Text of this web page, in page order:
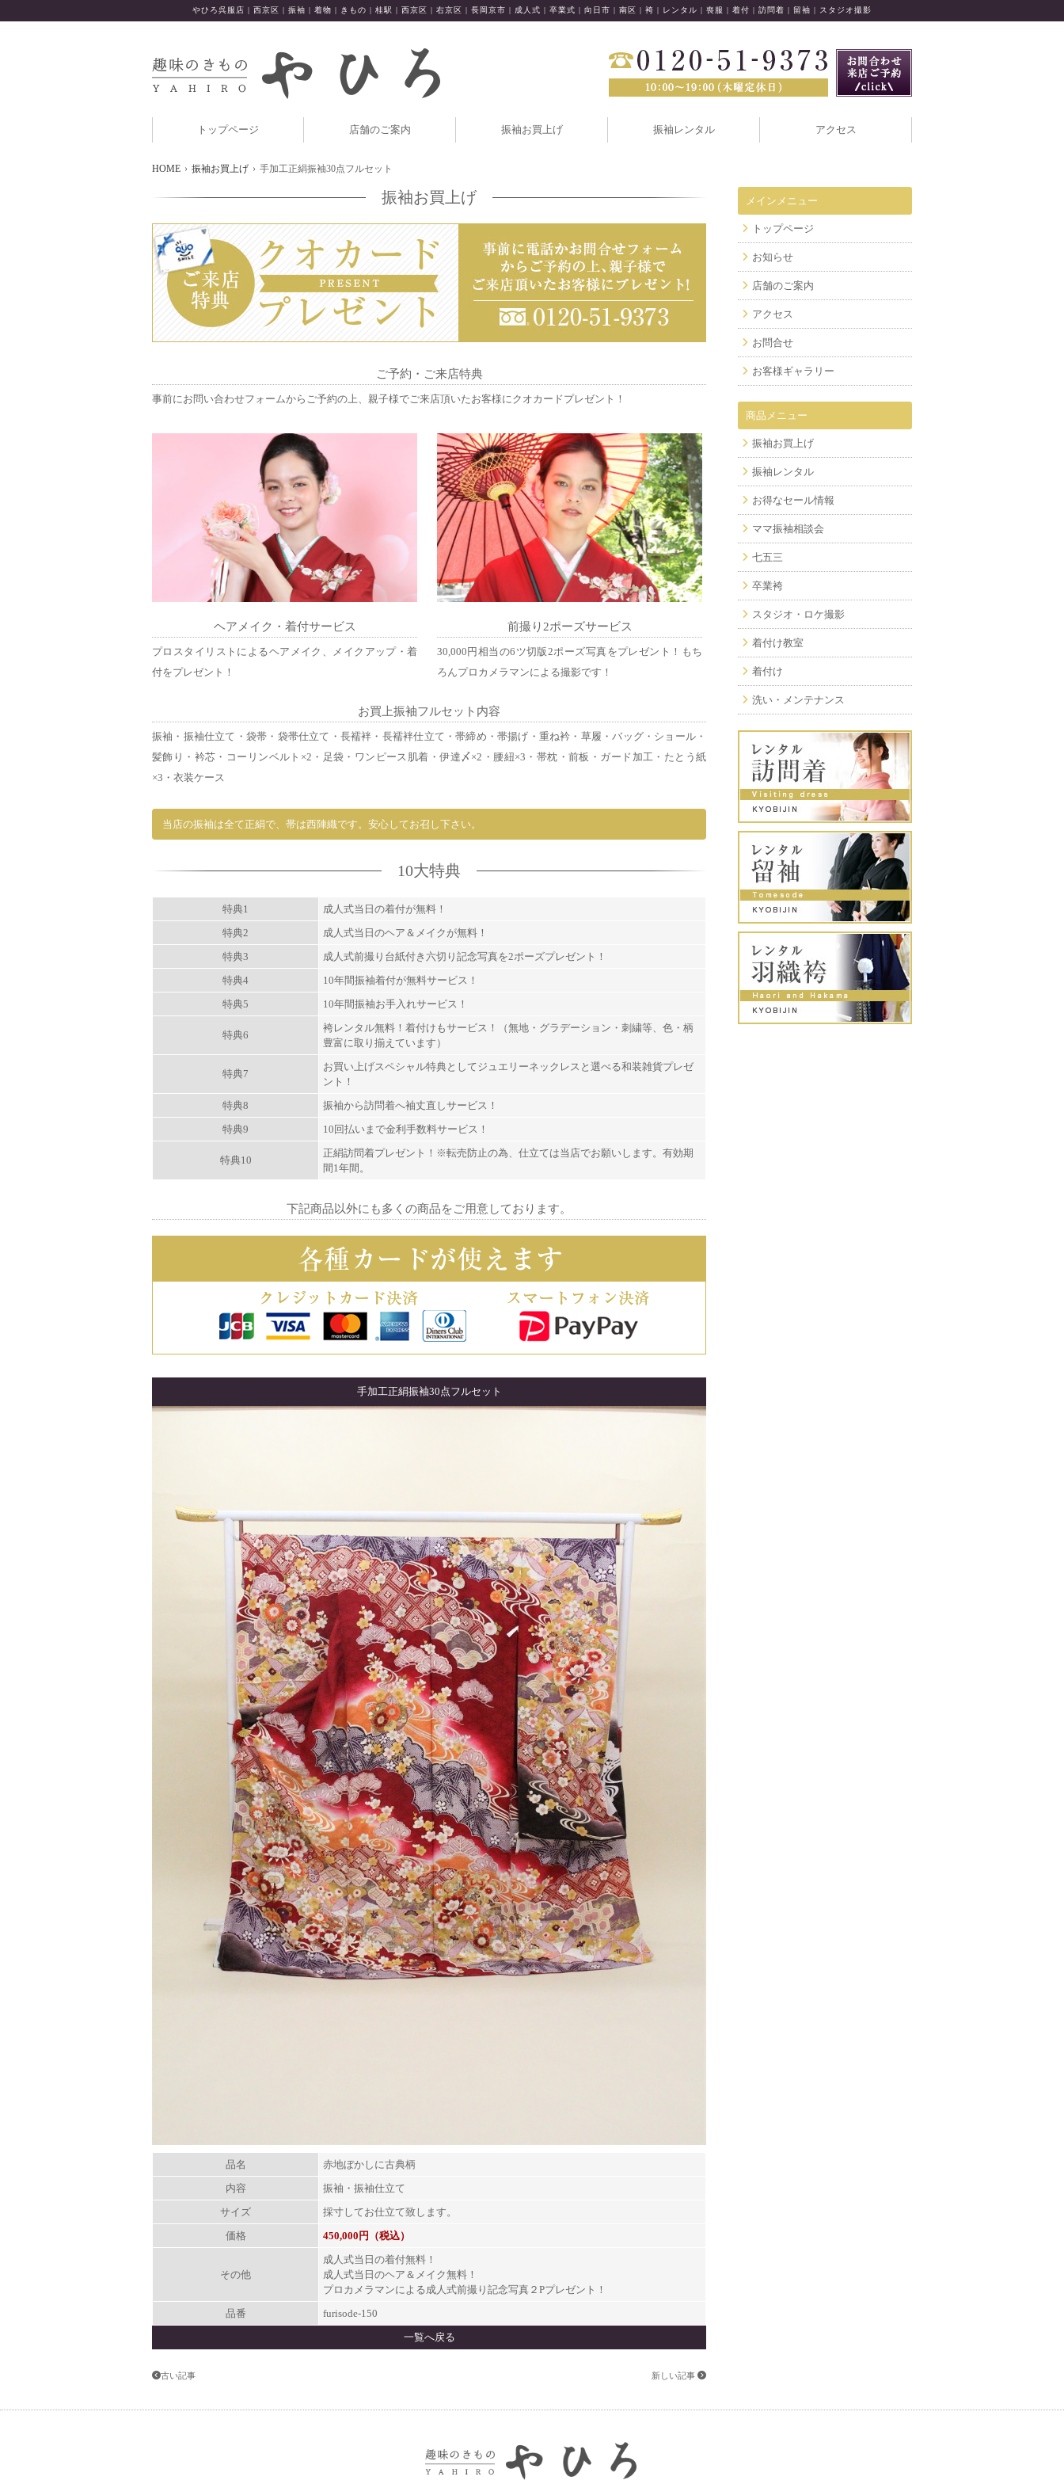
やひろ呉服店 | 西京区 | 振袖 | 着物 | きもの | 桂駅 | 西京区 | 右京区 | 長岡京市 | 成人式 | 卒業式 | 向日市 | 南区 | 袴 | レンタル | 喪服 | 着付 | 訪問着 | 留袖 | スタジオ撮影
トップページ 店舗のご案内 振袖お買上げ 振袖レンタル アクセス
HOME 振袖お買上げ 手加工正絹振袖30点フルセット
振袖お買上げ
ご予約・ご来店特典
事前にお問い合わせフォームからご予約の上、親子様でご来店頂いたお客様にクオカードプレゼント！
ヘアメイク・着付サービス
プロスタイリストによるヘアメイク、メイクアップ・着
付をプレゼント！
前撮り2ポーズサービス
30,000円相当の6ツ切版2ポーズ写真をプレゼント！もち
ろんプロカメラマンによる撮影です！
お買上振袖フルセット内容
振袖・振袖仕立て・袋帯・袋帯仕立て・長襦袢・長襦袢仕立て・帯締め・帯揚げ・重ね衿・草履・バッグ・ショール・
髪飾り・衿芯・コーリンベルト×2・足袋・ワンピース肌着・伊達〆×2・腰紐×3・帯枕・前板・ガード加工・たとう紙
×3・衣装ケース
当店の振袖は全て正絹で、帯は西陣織です。安心してお召し下さい。
10大特典
特典1
成人式当日の着付が無料！
特典2
成人式当日のヘア＆メイクが無料！
特典3
成人式前撮り台紙付き六切り記念写真を2ポーズプレゼント！
特典4
10年間振袖着付が無料サービス！
特典5
10年間振袖お手入れサービス！
特典6
袴レンタル無料！着付けもサービス！（無地・グラデーション・刺繍等、色・柄
豊富に取り揃えています）
特典7
お買い上げスペシャル特典としてジュエリーネックレスと選べる和装雑貨プレゼ
ント！
特典8
振袖から訪問着へ袖丈直しサービス！
特典9
10回払いまで金利手数料サービス！
特典10
正絹訪問着プレゼント！※転売防止の為、仕立ては当店でお願いします。有効期
間1年間。
下記商品以外にも多くの商品をご用意しております。
手加工正絹振袖30点フルセット
品名
赤地ぼかしに古典柄
内容
振袖・振袖仕立て
サイズ
採寸してお仕立て致します。
価格
450,000円（税込）
その他
成人式当日の着付無料！
成人式当日のヘア＆メイク無料！
プロカメラマンによる成人式前撮り記念写真２ Pプレゼント！
品番
furisode-150
一覧へ戻る
古い記事 新しい記事
メインメニュー
トップページ
お知らせ
店舗のご案内
アクセス
お問合せ
お客様ギャラリー
商品メニュー
振袖お買上げ
振袖レンタル
お得なセール情報
ママ振袖相談会
七五三
卒業袴
スタジオ・ロケ撮影
着付け教室
着付け
洗い・メンテナンス